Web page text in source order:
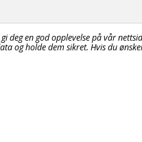
deg en god opplevelse på vår
og holde dem sikret. Hvis du